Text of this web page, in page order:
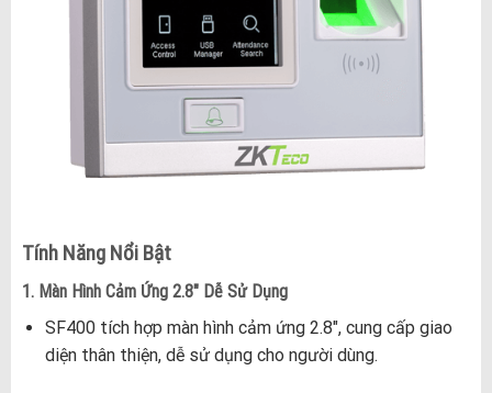
Tính Năng Nổi Bật
1. Màn Hình Cảm Ứng 2.8″ Dễ Sử Dụng
SF400 tích hợp màn hình cảm ứng 2.8″, cung cấp giao
diện thân thiện, dễ sử dụng cho người dùng.